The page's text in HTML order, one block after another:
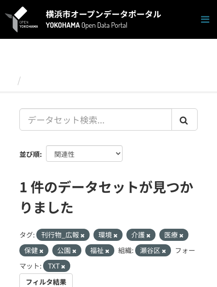
キ
並び順
1 件のデータセットが見つか
りました
タグ: 刊行物_広報 環境 介護
医療
保健
公園 福祉 組織: 瀬谷区
フォー
マット:
TXT
フィルタ結果